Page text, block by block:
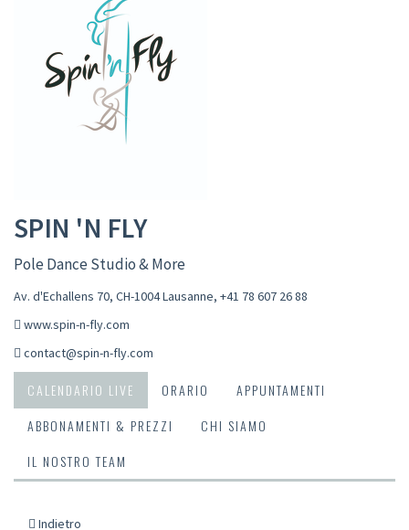
SPIN 'N FLY
Pole Dance Studio & More
Av. d'Echallens 70, CH-1004 Lausanne, +41 78 607 26 88
www.spin-n-fly.com
contact@spin-n-fly.com
CALENDARIO LIVE ORARIO
APPUNTAMENTI
ABBONAMENTI & PREZZI
CHI SIAMO
IL NOSTRO TEAM
Indietro